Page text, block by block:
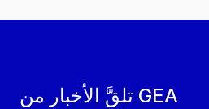
تلقَّ الأخبار من GEA